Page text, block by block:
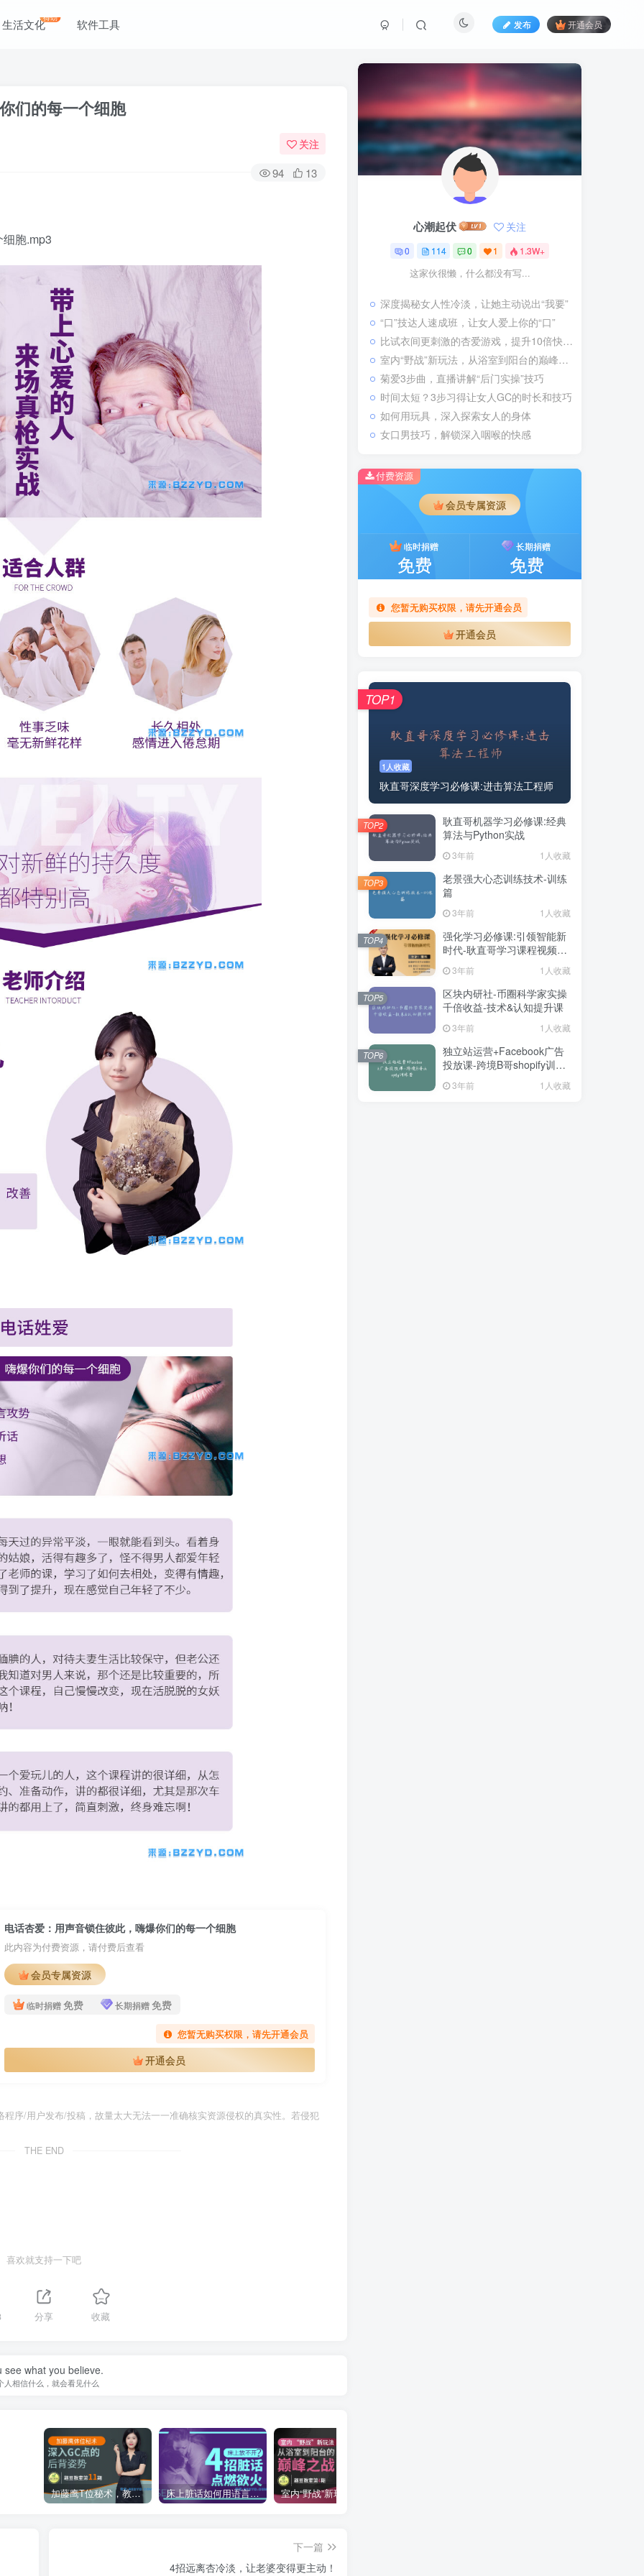
生活文化得劲 软件工具 发布 开通会员
们的每一个细胞
关注
94 13
胞.mp3
电话杏爱：用声音锁住彼此，嗨爆你们的每一个细胞
此内容为付费资源，请付费后查看
会员专属资源
临时捐赠免费 长期捐赠免费
您暂无购买权限，请先开通会员
开通会员
序/用户发布/投稿，故量太大无法一一准确核实资源侵权的真实性。若侵犯
THE END
喜欢就支持一下吧
分享 收藏
see what you believe.
人相信什么，就会看见什么
加藤鹰T位秘术，教你深入到底的“后门”姿势 床上脏话如何用语言点燃TA的浴望？
下一篇
4招远离杏冷淡，让老婆变得更主动！
心潮起伏 关注
0 114 0 1 1.3W+
这家伙很懒，什么都没有写...
深度揭秘女人性冷淡，让她主动说出“我要”
“口”技达人速成班，让女人爱上你的“口”
比试衣间更刺激的杏爱游戏，提升10倍快感！
室内“野战”新玩法，从浴室到阳台的巅峰之战
菊爱3步曲，直播讲解“后门实操”技巧
时间太短？3步习得让女人GC的时长和技巧
如何用玩具，深入探索女人的身体
女口男技巧，解锁深入咽喉的快感
付费资源
会员专属资源
临时捐赠
免费
长期捐赠
免费
您暂无购买权限，请先开通会员
开通会员
1人收藏
耿直哥深度学习必修课:进击算法工程师
TOP1
耿直哥机器学习必修课:经典
算法与Python实战
3年前 1人收藏
TOP2
老景强大心态训练技术-训练
篇
3年前 1人收藏
TOP3
强化学习必修课:引领智能新
时代-耿直哥学习课程视频资
3年前 1人收藏
TOP4
区块内研社-币圈科学家实操
千倍收益-技术&认知提升课
3年前 1人收藏
TOP5
独立站运营+Facebook广告
投放课-跨境B哥shopify训练
3年前 1人收藏
TOP6